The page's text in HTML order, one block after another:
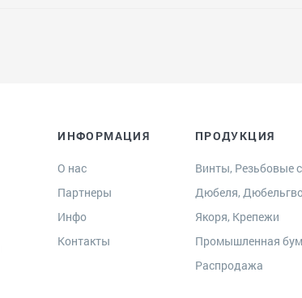
ИНФОРМАЦИЯ
О нас
Партнеры
Инфо
Контакты
ПРОДУКЦИЯ
Винты, Резьбовые
Дюбеля,
Якоря, Крепежи
Промышленная
Распродажа